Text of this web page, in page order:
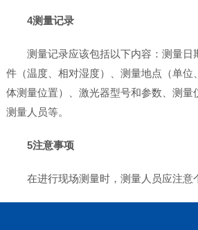
4测量记录
测量记录应该包括以下内容：测量日
件（温度、相对湿度）、测量地点（单位
体测量位置）、激光器型号和参数、测量
测量人员等。
5注意事项
在进行现场测量时，测量人员应注意